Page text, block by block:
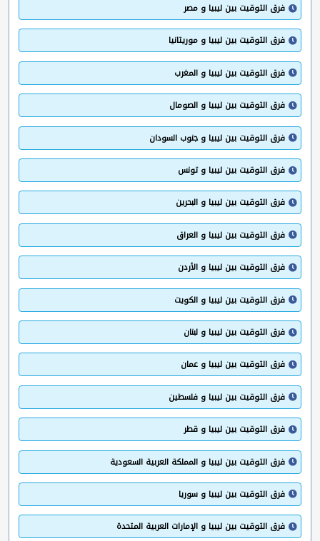
فرق التوقيت بين ليبيا و مصر
فرق التوقيت بين ليبيا و موريتانيا
فرق التوقيت بين ليبيا و المغرب
فرق التوقيت بين ليبيا و الصومال
فرق التوقيت بين ليبيا و جنوب السودان
فرق التوقيت بين ليبيا و تونس
فرق التوقيت بين ليبيا و البحرين
فرق التوقيت بين ليبيا و العراق
فرق التوقيت بين ليبيا و الأردن
فرق التوقيت بين ليبيا و الكويت
فرق التوقيت بين ليبيا و لبنان
فرق التوقيت بين ليبيا و عمان
فرق التوقيت بين ليبيا و فلسطين
فرق التوقيت بين ليبيا و قطر
فرق التوقيت بين ليبيا و المملكة العربية السعودية
فرق التوقيت بين ليبيا و سوريا
فرق التوقيت بين ليبيا و الإمارات العربية المتحدة